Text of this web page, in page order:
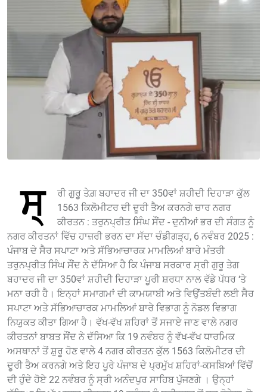
ਸ੍
ਰੀ ਗੁਰੂ ਤੇਗ਼ ਬਹਾਦਰ ਜੀ ਦਾ 350ਵਾਂ ਸ਼ਹੀਦੀ ਦਿਹਾੜਾ ਕੁੱਲ
1563 ਕਿਲੋਮੀਟਰ ਦੀ ਦੂਰੀ ਤੈਅ ਕਰਨਗੇ ਚਾਰ ਨਗਰ
ਕੀਰਤਨ : ਤਰੁਨਪ੍ਰੀਤ ਸਿੰਘ ਸੌਂਦ - ਦੁਨੀਆਂ ਭਰ ਦੀ ਸੰਗਤ ਨੂੰ
ਨਗਰ ਕੀਰਤਨਾਂ ਵਿੱਚ ਹਾਜ਼ਰੀ ਭਰਨ ਦਾ ਸੱਦਾ ਚੰਡੀਗੜ੍ਹ, 6 ਨਵੰਬਰ 2025 :
ਪੰਜਾਬ ਦੇ ਸੈਰ ਸਪਾਟਾ ਅਤੇ ਸੱਭਿਆਚਾਰਕ ਮਾਮਲਿਆਂ ਬਾਰੇ ਮੰਤਰੀ
ਤਰੁਨਪ੍ਰੀਤ ਸਿੰਘ ਸੌਂਦ ਨੇ ਦੱਸਿਆ ਹੈ ਕਿ ਪੰਜਾਬ ਸਰਕਾਰ ਸ੍ਰੀ ਗੁਰੂ ਤੇਗ
ਬਹਾਦਰ ਜੀ ਦਾ 350ਵਾਂ ਸ਼ਹੀਦੀ ਦਿਹਾੜਾ ਪੂਰੀ ਸ਼ਰਧਾ ਨਾਲ ਵੱਡੇ ਪੱਧਰ ‘ਤੇ
ਮਨਾ ਰਹੀ ਹੈ। ਇਨ੍ਹਾਂ ਸਮਾਗਮਾਂ ਦੀ ਕਾਮਯਾਬੀ ਅਤੇ ਵਿਉਂਤਬੰਦੀ ਲਈ ਸੈਰ
ਸਪਾਟਾ ਅਤੇ ਸੱਭਿਆਚਾਰਕ ਮਾਮਲਿਆਂ ਬਾਰੇ ਵਿਭਾਗ ਨੂੰ ਨੋਡਲ ਵਿਭਾਗ
ਨਿਯੁਕਤ ਕੀਤਾ ਗਿਆ ਹੈ। ਵੱਖ-ਵੱਖ ਸ਼ਹਿਰਾਂ ਤੋਂ ਸਜਾਏ ਜਾਣ ਵਾਲੇ ਨਗਰ
ਕੀਰਤਨਾਂ ਬਾਬਤ ਸੌਂਦ ਨੇ ਦੱਸਿਆ ਕਿ 19 ਨਵੰਬਰ ਨੂੰ ਵੱਖ-ਵੱਖ ਧਾਰਮਿਕ
ਅਸਥਾਨਾਂ ਤੋਂ ਸ਼ੁਰੂ ਹੋਣ ਵਾਲੇ 4 ਨਗਰ ਕੀਰਤਨ ਕੁੱਲ 1563 ਕਿਲੋਮੀਟਰ ਦੀ
ਦੂਰੀ ਤੈਅ ਕਰਨਗੇ ਅਤੇ ਇਹ ਪੂਰੇ ਪੰਜਾਬ ਦੇ ਪ੍ਰਮੁੱਖ ਸ਼ਹਿਰਾਂ-ਕਸਬਿਆਂ ਵਿੱਚੋਂ
ਦੀ ਹੁੰਦੇ ਹੋਏ 22 ਨਵੰਬਰ ਨੂੰ ਸ੍ਰੀ ਅਨੰਦਪੁਰ ਸਾਹਿਬ ਪੁੱਜਣਗੇ । ਉਨ੍ਹਾਂ